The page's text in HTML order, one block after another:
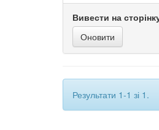
Вивести на
Результати 1-1 зі 1.